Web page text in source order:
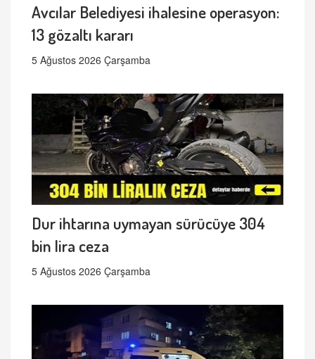
Avcılar Belediyesi ihalesine operasyon:
13 gözaltı kararı
5 Ağustos 2026 Çarşamba
Dur ihtarına uymayan sürücüye 304
bin lira ceza
5 Ağustos 2026 Çarşamba